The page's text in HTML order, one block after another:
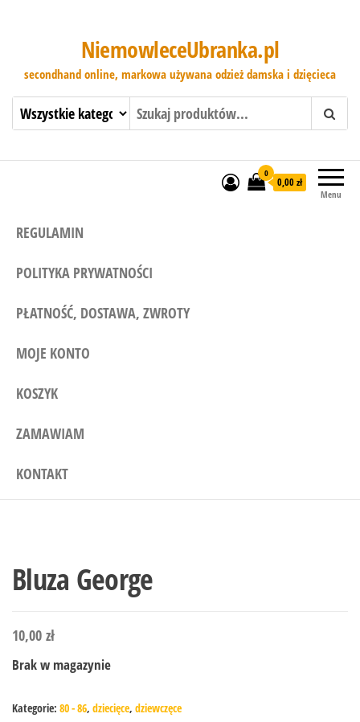
NiemowleceUbranka.pl
secondhand online, markowa używana odzież damska i dzięcieca
Menu
0
0,00 zł
REGULAMIN
POLITYKA PRYWATNOŚCI
PŁATNOŚĆ, DOSTAWA, ZWROTY
MOJE KONTO
KOSZYK
ZAMAWIAM
KONTAKT
Bluza George
10,00 zł
Brak w magazynie
Kategorie: 80 - 86, dziecięce, dziewczęce